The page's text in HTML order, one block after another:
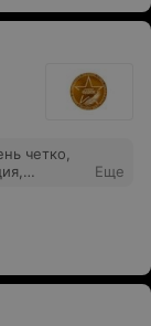
четко,
Еще